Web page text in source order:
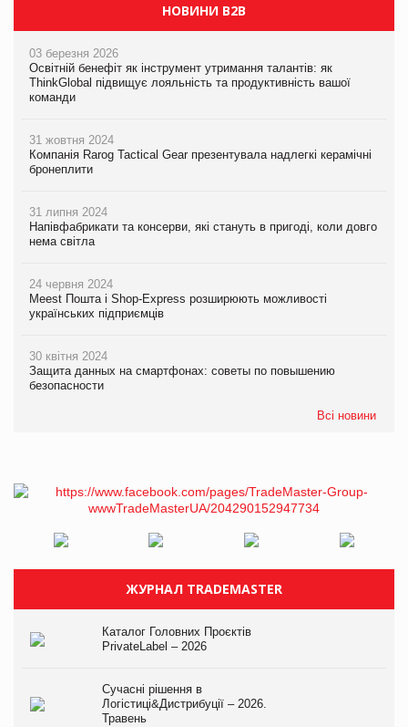
НОВИНИ B2B
03 березня 2026
Освітній бенефіт як інструмент утримання талантів: як
ThinkGlobal підвищує лояльність та продуктивність вашої
команди
31 жовтня 2024
Компанія Rarog Tactical Gear презентувала надлегкі керамічні
бронеплити
31 липня 2024
Напівфабрикати та консерви, які стануть в пригоді, коли довго
нема світла
24 червня 2024
Meest Пошта і Shop-Express розширюють можливості
українських підприємців
30 квітня 2024
Защита данных на смартфонах: советы по повышению
безопасности
Всі новини
ЖУРНАЛ TRADEMASTER
Каталог Головних Проєктів
PrivateLabel – 2026
Сучасні рішення в
Логістиці&Дистрибуції – 2026.
Травень